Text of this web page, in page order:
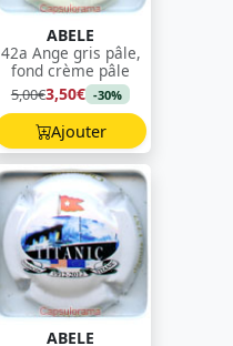
ABELE
42a Ange gris pâle,
fond crème pâle
5,00€3,50€ -30%
Ajouter
ABELE